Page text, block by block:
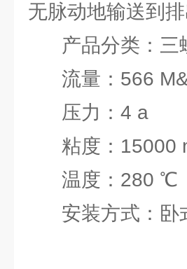
无脉动地输送到排
产品分类：三
流量：566
压力：4 a
粘度：15000
温度：280 ℃
安装方式：卧